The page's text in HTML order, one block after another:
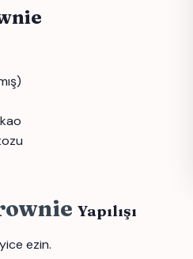
Yapılışı
ezin.